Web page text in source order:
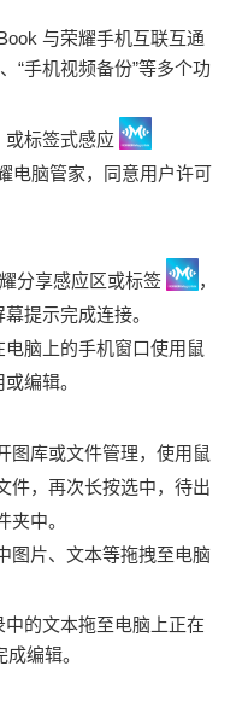
与荣耀手机互联互通
“手机视频备份”等多个功
或标签式感应
电脑管家，同意用户许可
分享感应区或标签
，
提示完成连接。
脑上的手机窗口使用鼠
编辑。
图库或文件管理，使用鼠
件，再次长按选中，待出
中。
图片、文本等拖拽至电脑
的文本拖至电脑上正在
编辑。